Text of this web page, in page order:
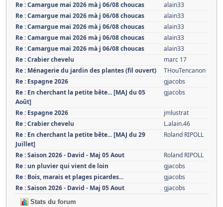
Re : Camargue mai 2026 mà j 06/08 choucas
alain33
Re : Camargue mai 2026 mà j 06/08 choucas
alain33
Re : Camargue mai 2026 mà j 06/08 choucas
alain33
Re : Camargue mai 2026 mà j 06/08 choucas
alain33
Re : Camargue mai 2026 mà j 06/08 choucas
alain33
Re : Crabier chevelu
marc 17
Re : Ménagerie du jardin des plantes (fil ouvert)
THouTencanon
Re : Espagne 2026
gjacobs
Re : En cherchant la petite bête... [MAJ du 05
Août]
gjacobs
Re : Espagne 2026
jmlustrat
Re : Crabier chevelu
L.alain.46
Re : En cherchant la petite bête... [MAJ du 29
Juillet]
Roland RIPOLL
Re : Saison 2026 - David - Maj 05 Aout
Roland RIPOLL
Re : un pluvier qui vient de loin
gjacobs
Re : Bois, marais et plages picardes...
gjacobs
Re : Saison 2026 - David - Maj 05 Aout
gjacobs
Stats du forum